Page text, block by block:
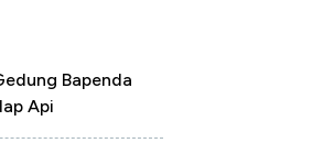
Bapenda
Api